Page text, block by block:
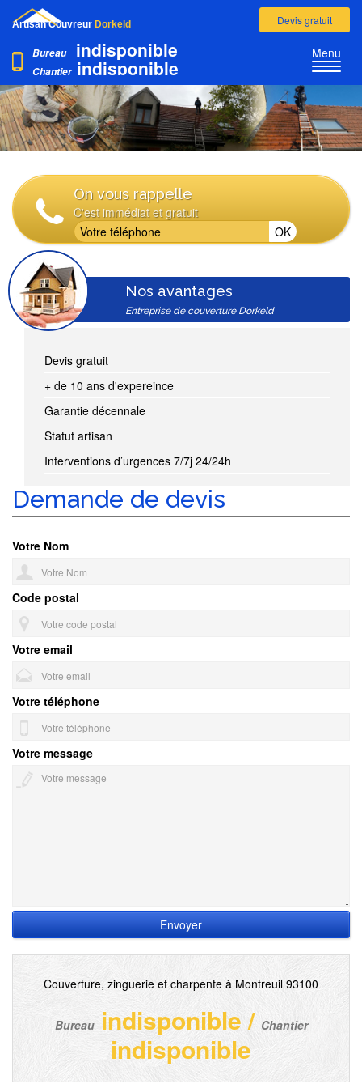
Artisan Couvreur Dorkeld
Bureau indisponible
Chantier indisponible
Devis gratuit
Menu
On vous rappelle
C'est immédiat et gratuit
Nos avantages
Entreprise de couverture Dorkeld
Devis gratuit
+ de 10 ans d'expereince
Garantie décennale
Statut artisan
Interventions d’urgences 7/7j 24/24h
Demande de devis
Votre Nom
Code postal
Votre email
Votre téléphone
Votre message
Couverture, zinguerie et charpente à Montreuil 93100
Bureau indisponible/ Chantier
indisponible